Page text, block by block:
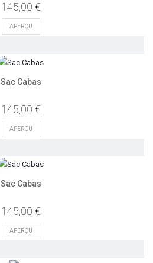
145,00 €
APERÇU
Sac Cabas
145,00 €
APERÇU
Sac Cabas
145,00 €
APERÇU